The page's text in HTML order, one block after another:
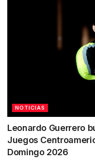
NOTICIAS
Leonardo Guerrero
Juegos
Domingo 2026